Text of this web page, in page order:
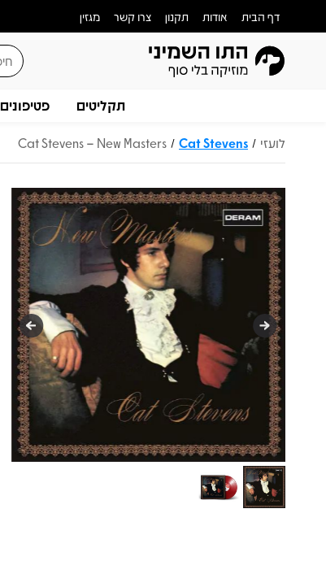
דף הבית אודות תקנון צרו קשר מגזין
תקליטים פטיפונים
לועזי /
Cat Stevens
/
Cat Stevens – New Masters